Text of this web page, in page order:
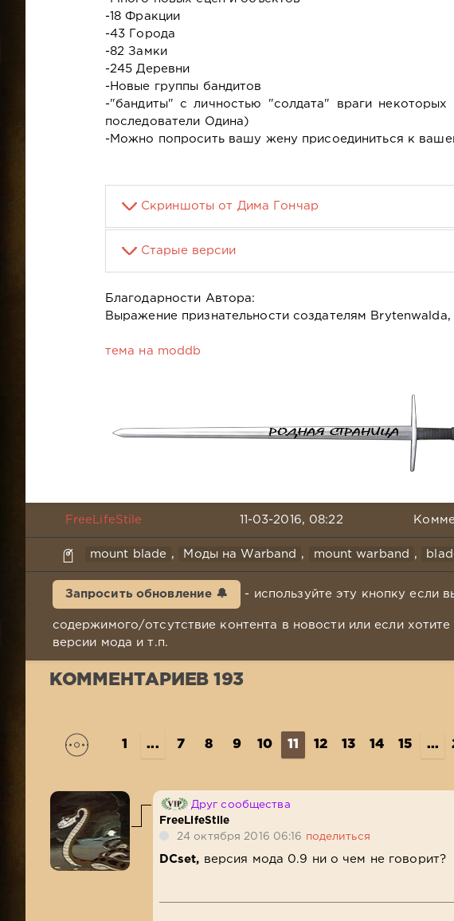
-18 Фракции
-43 Города
-82 Замки
-245 Деревни
-Новые группы бандитов
-"бандиты" с личностью "солдата" враги
последователи Одина)
-Можно попросить вашу жену присоединиться к
Скриншоты от Дима Гончар
Старые версии
Благодарности Автора:
Выражение признательности создателям
тема на moddb
FreeLifeStile 11-03-2016, 08:22
mount blade , Моды на Warband , mount warband ,
Запросить обновление 🔔 - используйте эту кнопку
содержимого/отсутствие контента в новости или если
версии мода и т.п.
КОММЕНТАРИЕВ 193
1 ... 7 8 9 10 11 12 13 14 15 ...
Друг сообщества
FreeLifeStile
24 октября 2016 06:16 поделиться
DCset, версия мода 0.9 ни о чем не говорит?